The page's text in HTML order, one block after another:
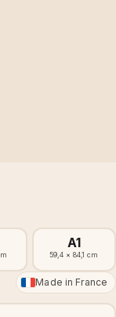
A1
59,4 × 84,1 cm
Made in France